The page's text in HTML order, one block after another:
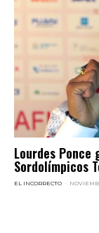
Lourdes Ponce
Sordolímpicos
EL INCORRECTO -